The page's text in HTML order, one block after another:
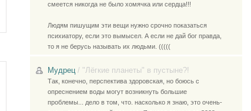
смеется никогда не было хомячка или сердца!!!
Людям пишущим эти вещи нужно срочно показаться
психиатору, если это вымысел. А если не дай бог правда,
то я не берусь называть их людьми. (((((
Мудрец/ "Лёгкие планеты" в пустыне?!
Так, конечно, перспектива здоровская, но боюсь с
опреснением воды могут возникнуть большие
проблемы... дело в том, что. насколько я знаю, это очень-